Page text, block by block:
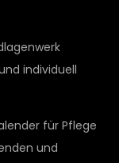
individuell
für Pflege
und